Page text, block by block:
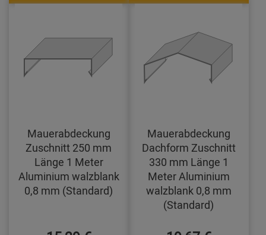
Mauerabdeckung
Zuschnitt 250 mm
Länge 1 Meter
Aluminium walzblank
0,8 mm (Standard)
Mauerabdeckung
Dachform Zuschnitt
330 mm Länge 1
Meter Aluminium
walzblank 0,8 mm
(Standard)